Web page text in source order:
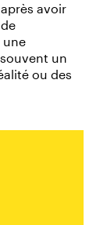
avoir
une
un
ou des